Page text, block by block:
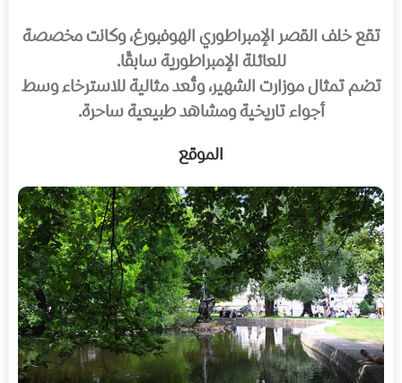
تقع خلف القصر الإمبراطوري الهوفبورغ، وكانت مخصصة
للعائلة الإمبراطورية سابقًا.
تضم تمثال موزارت الشهير، وتُعد مثالية للاسترخاء وسط
أجواء تاريخية ومشاهد طبيعية ساحرة.
الموقع